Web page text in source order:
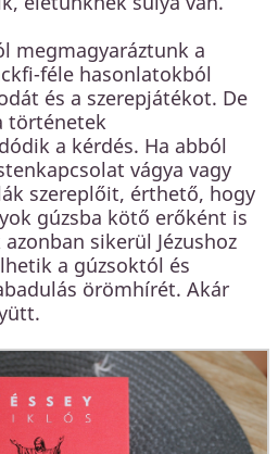
megmagyaráztunk a
féle hasonlatokból
és a szerepjátékot. De
történetek
a kérdés. Ha abból
vágya vagy
szereplőit, érthető, hogy
gúzsba kötő erőként is
sikerül Jézushoz
a gúzsoktól és
örömhírét. Akár